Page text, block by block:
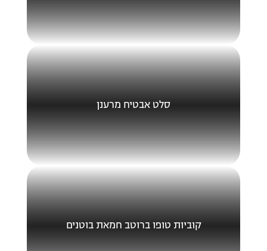
סלט אבטיח מרענן
קוביות טופו ברוטב חמאת בוטנים